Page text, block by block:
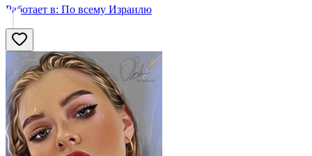
Работает в: По всему Израилю